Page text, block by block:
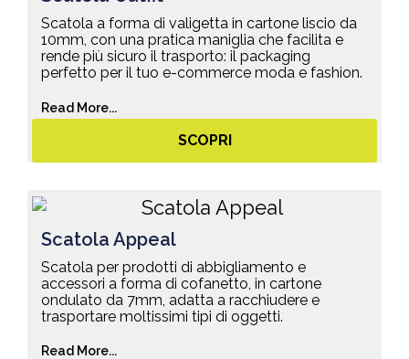
Scatola a forma di valigetta in cartone liscio da
10mm, con una pratica maniglia che facilita e
rende più sicuro il trasporto: il packaging
perfetto per il tuo e-commerce moda e fashion.
Read More...
SCOPRI
Scatola Appeal
Scatola per prodotti di abbigliamento e
accessori a forma di cofanetto, in cartone
ondulato da 7mm, adatta a racchiudere e
trasportare moltissimi tipi di oggetti.
Read More...